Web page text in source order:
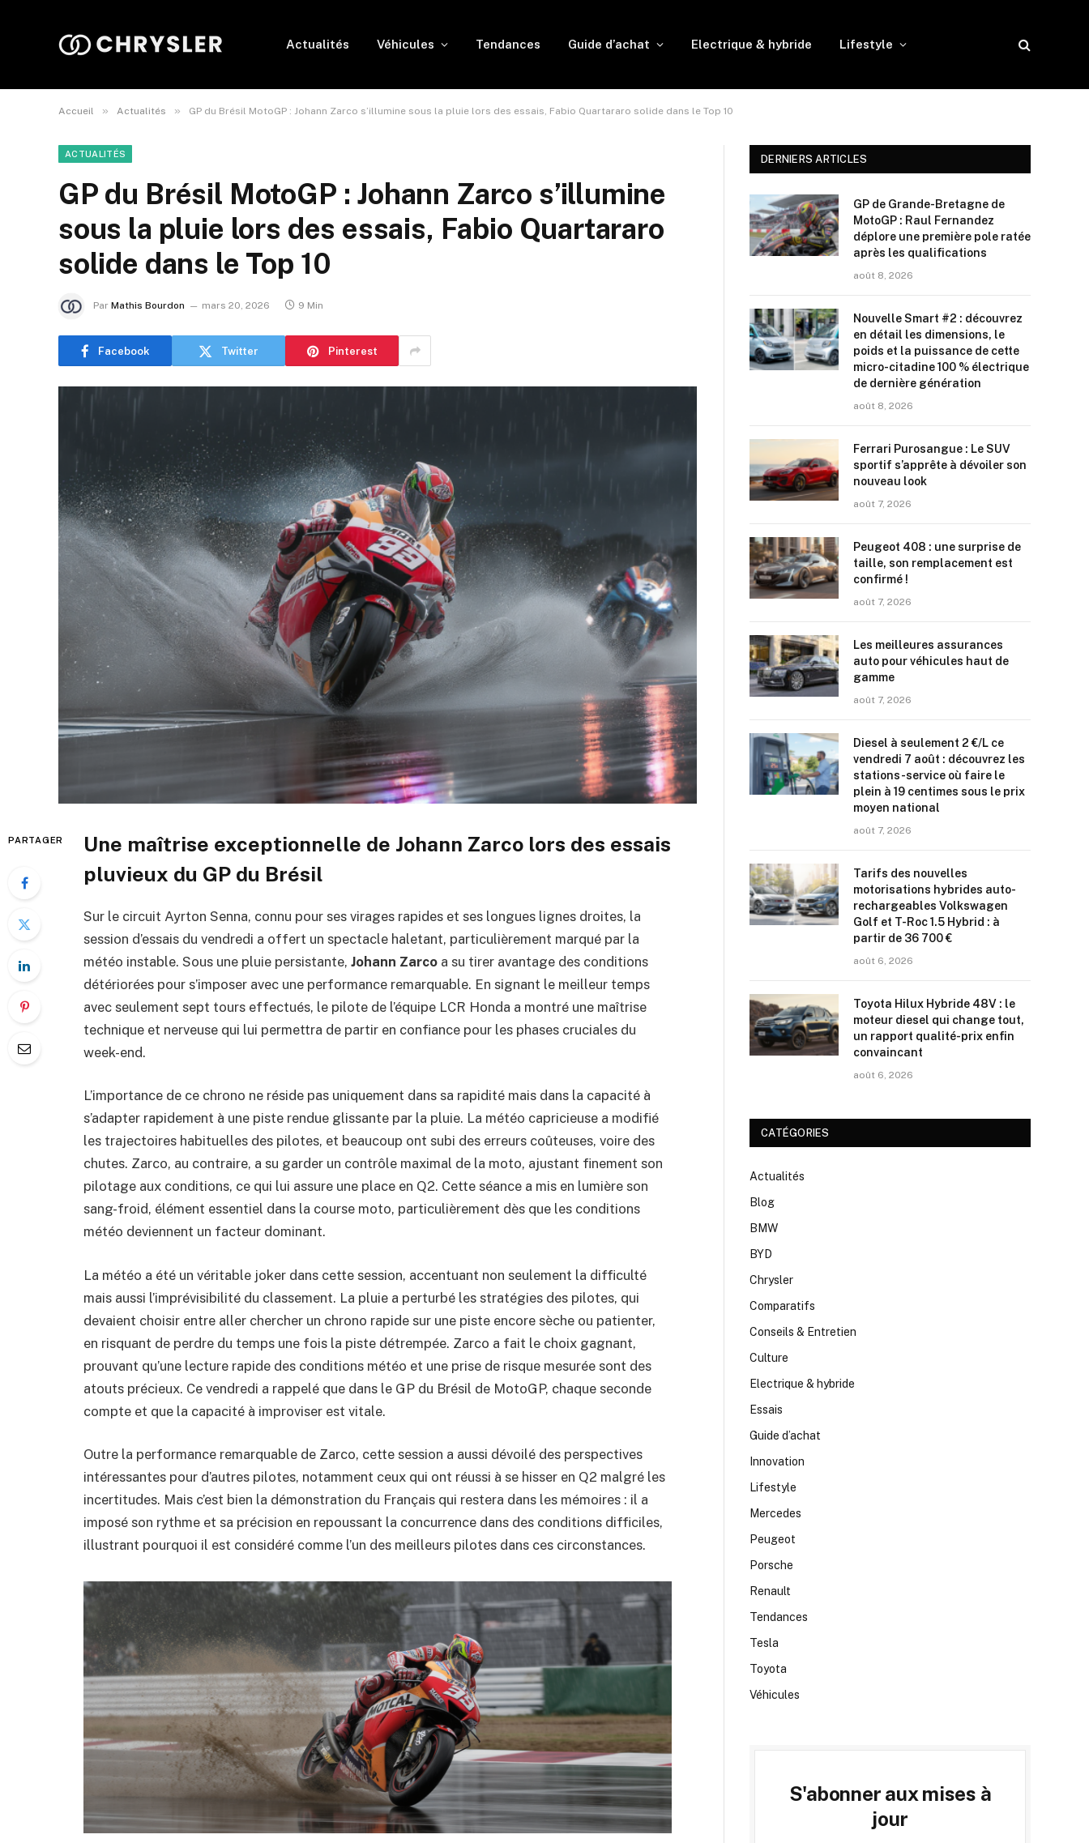
Actualités Véhicules Tendances Guide d’achat Electrique & hybride Lifestyle
Accueil » Actualités » GP du Brésil MotoGP : Johann Zarco s’illumine sous la pluie lors des essais, Fabio Quartararo solide dans le Top 10
ACTUALITÉS
GP du Brésil MotoGP : Johann Zarco s’illumine
sous la pluie lors des essais, Fabio Quartararo
solide dans le Top 10
Par Mathis Bourdon mars 20, 2026 9 Min
Facebook Twitter Pinterest
PARTAGER
Une maîtrise exceptionnelle de Johann Zarco lors des essais
pluvieux du GP du Brésil
Sur le circuit Ayrton Senna, connu pour ses virages rapides et ses longues lignes droites, la
session d’essais du vendredi a offert un spectacle haletant, particulièrement marqué par la
météo instable. Sous une pluie persistante, Johann Zarco a su tirer avantage des conditions
détériorées pour s’imposer avec une performance remarquable. En signant le meilleur temps
avec seulement sept tours effectués, le pilote de l’équipe LCR Honda a montré une maîtrise
technique et nerveuse qui lui permettra de partir en confiance pour les phases cruciales du
week-end.
L’importance de ce chrono ne réside pas uniquement dans sa rapidité mais dans la capacité à
s’adapter rapidement à une piste rendue glissante par la pluie. La météo capricieuse a modifié
les trajectoires habituelles des pilotes, et beaucoup ont subi des erreurs coûteuses, voire des
chutes. Zarco, au contraire, a su garder un contrôle maximal de la moto, ajustant finement son
pilotage aux conditions, ce qui lui assure une place en Q2. Cette séance a mis en lumière son
sang-froid, élément essentiel dans la course moto, particulièrement dès que les conditions
météo deviennent un facteur dominant.
La météo a été un véritable joker dans cette session, accentuant non seulement la difficulté
mais aussi l’imprévisibilité du classement. La pluie a perturbé les stratégies des pilotes, qui
devaient choisir entre aller chercher un chrono rapide sur une piste encore sèche ou patienter,
en risquant de perdre du temps une fois la piste détrempée. Zarco a fait le choix gagnant,
prouvant qu’une lecture rapide des conditions météo et une prise de risque mesurée sont des
atouts précieux. Ce vendredi a rappelé que dans le GP du Brésil de MotoGP, chaque seconde
compte et que la capacité à improviser est vitale.
Outre la performance remarquable de Zarco, cette session a aussi dévoilé des perspectives
intéressantes pour d’autres pilotes, notamment ceux qui ont réussi à se hisser en Q2 malgré les
incertitudes. Mais c’est bien la démonstration du Français qui restera dans les mémoires : il a
imposé son rythme et sa précision en repoussant la concurrence dans des conditions difficiles,
illustrant pourquoi il est considéré comme l’un des meilleurs pilotes dans ces circonstances.
DERNIERS ARTICLES
GP de Grande-Bretagne de
MotoGP : Raul Fernandez
déplore une première pole ratée
après les qualifications
août 8, 2026
Nouvelle Smart #2 : découvrez
en détail les dimensions, le
poids et la puissance de cette
micro-citadine 100 % électrique
de dernière génération
août 8, 2026
Ferrari Purosangue : Le SUV
sportif s’apprête à dévoiler son
nouveau look
août 7, 2026
Peugeot 408 : une surprise de
taille, son remplacement est
confirmé !
août 7, 2026
Les meilleures assurances
auto pour véhicules haut de
gamme
août 7, 2026
Diesel à seulement 2 €/L ce
vendredi 7 août : découvrez les
stations-service où faire le
plein à 19 centimes sous le prix
moyen national
août 7, 2026
Tarifs des nouvelles
motorisations hybrides auto-
rechargeables Volkswagen
Golf et T-Roc 1.5 Hybrid : à
partir de 36 700 €
août 6, 2026
Toyota Hilux Hybride 48V : le
moteur diesel qui change tout,
un rapport qualité-prix enfin
convaincant
août 6, 2026
CATÉGORIES
Actualités
Blog
BMW
BYD
Chrysler
Comparatifs
Conseils & Entretien
Culture
Electrique & hybride
Essais
Guide d’achat
Innovation
Lifestyle
Mercedes
Peugeot
Porsche
Renault
Tendances
Tesla
Toyota
Véhicules
S'abonner aux mises à
jour